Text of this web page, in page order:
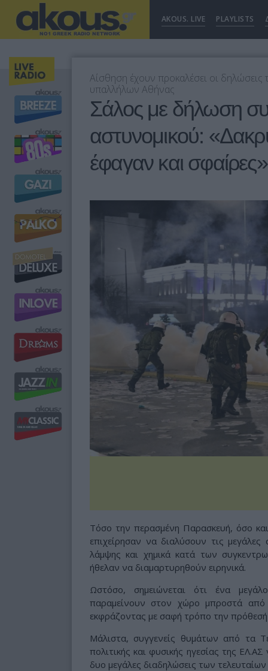
AKOUS. LIVE PLAYLISTS
Αίσθηση έχουν προκαλέσει οι
υπαλλήλων Αθήνας
Σάλος με δήλωση
αστυνομικού:
έφαγαν και σφαίρες»
Τόσο την περασμένη Παρασκευή, όσο
επιχείρησαν να διαλύσουν τις
λάμψης και χημικά κατά των
ήθελαν να διαμαρτυρηθούν ειρηνικά.
Ωστόσο, σημειώνεται ότι ένα
παραμείνουν στον χώρο μπροστά
εκφράζοντας με σαφή τρόπο την
Μάλιστα, συγγενείς θυμάτων από τα
πολιτικής και φυσικής ηγεσίας της
δυο μεγάλες διαδηλώσεις των